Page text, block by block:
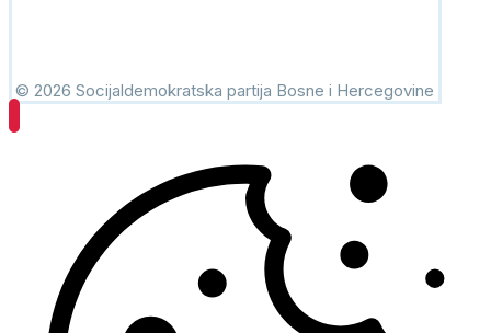
© 2026 Socijaldemokratska partija Bosne i Hercegovine